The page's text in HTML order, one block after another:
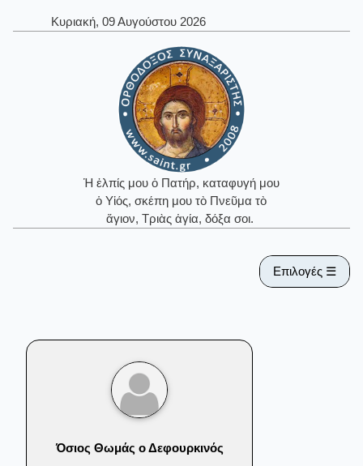
Κυριακή, 09 Αυγούστου 2026
Ἡ ἐλπίς μου ὁ Πατήρ, καταφυγή μου
ὁ Υἱός, σκέπη μου τὸ Πνεῦμα τὸ
ἅγιον, Τριὰς ἁγία, δόξα σοι.
Επιλογές ☰
Όσιος Θωμάς ο Δεφουρκινός